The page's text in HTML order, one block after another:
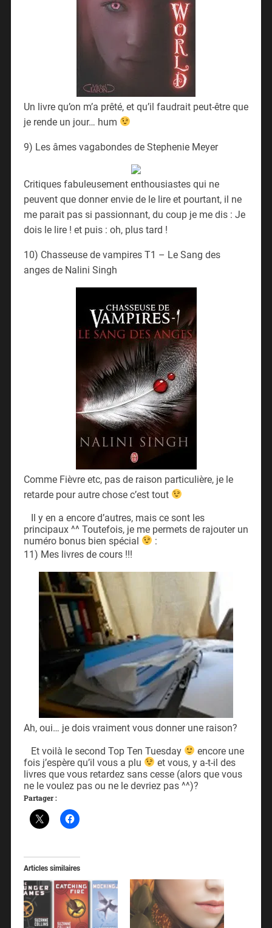
Un livre qu’on m’a prêté, et qu’il faudrait peut-être que
je rende un jour… hum
9) Les âmes vagabondes de Stephenie Meyer
Critiques fabuleusement enthousiastes qui ne
peuvent que donner envie de le lire et pourtant, il ne
me parait pas si passionnant, du coup je me dis : Je
dois le lire ! et puis : oh, plus tard !
10) Chasseuse de vampires T1 – Le Sang des
anges de Nalini Singh
Comme Fièvre etc, pas de raison particulière, je le
retarde pour autre chose c’est tout
Il y en a encore d’autres, mais ce sont les
principaux ^^ Toutefois, je me permets de rajouter un
numéro bonus bien spécial
:
11) Mes livres de cours !!!
Ah, oui… je dois vraiment vous donner une raison?
Et voilà le second Top Ten Tuesday
encore une
fois j’espère qu’il vous a plu
et vous, y a-t-il des
livres que vous retardez sans cesse (alors que vous
ne le voulez pas ou ne le devriez pas ^^)?
Partager :
Articles similaires